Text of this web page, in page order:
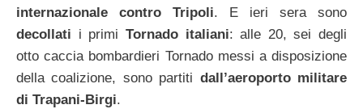
internazionale contro Tripoli. E ieri sera sono
decollati i primi Tornado italiani: alle 20, sei degli
otto caccia bombardieri Tornado messi a disposizione
della coalizione, sono partiti dall’aeroporto militare
di Trapani-Birgi.